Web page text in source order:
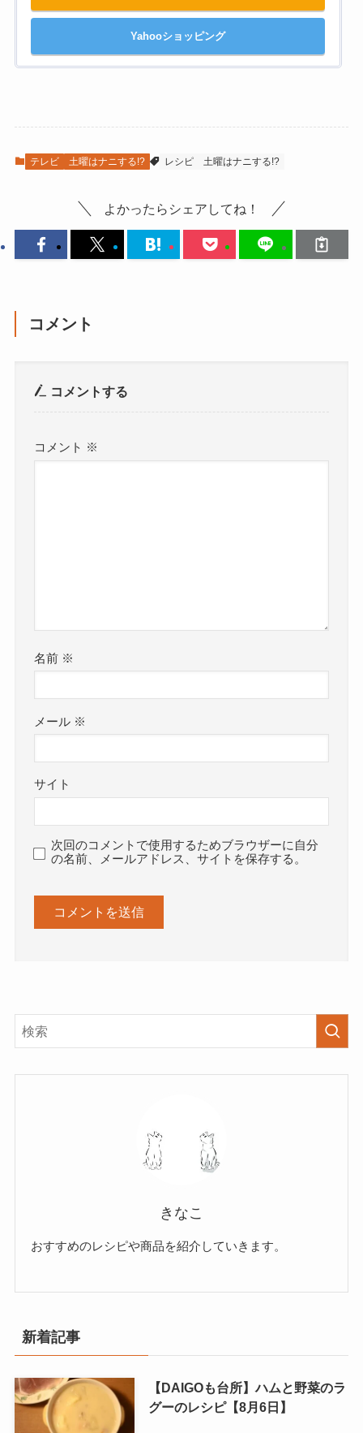
Yahooショッピング
テレビ 土曜はナニする!? レシピ 土曜はナニする!?
よかったらシェアしてね！
コメント
コメントする
コメント ※
名前 ※
メール ※
サイト
次回のコメントで使用するためブラウザーに自分
の名前、メールアドレス、サイトを保存する。
きなこ
おすすめのレシピや商品を紹介していきます。
新着記事
【DAIGOも台所】ハムと野菜のラ
グーのレシピ【8月6日】